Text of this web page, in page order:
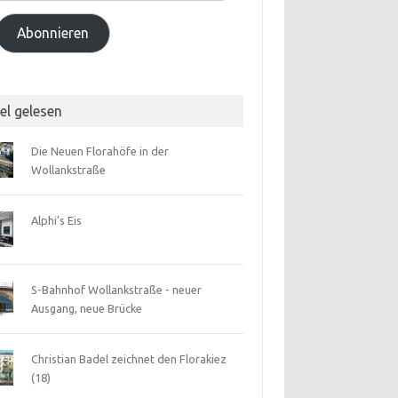
Abonnieren
gelesen
Die Neuen Florahöfe in der
Wollankstraße
Alphi’s Eis
S-Bahnhof Wollankstraße - neuer
Ausgang, neue Brücke
Christian Badel zeichnet den Florakiez
(18)